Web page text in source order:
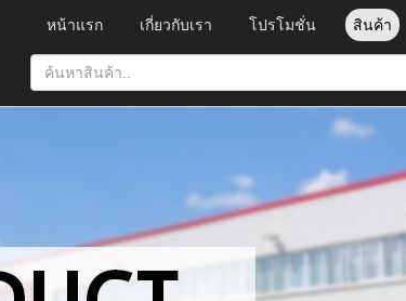
หน้าแรก เกี่ยวกับเรา โปรโมชั่น สินค้า